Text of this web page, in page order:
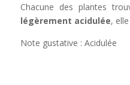
Chacune des plantes
légèrement acidulée,
Note gustative : Acidulée